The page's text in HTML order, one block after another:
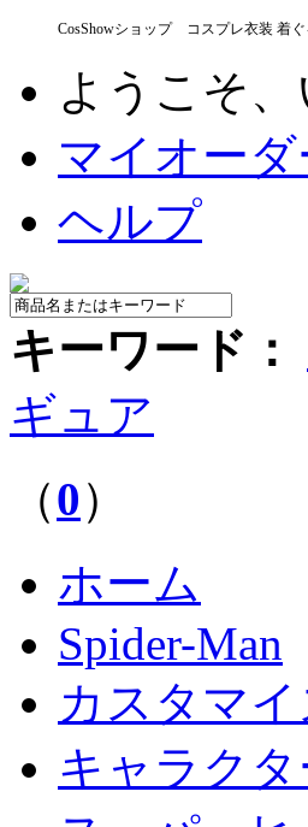
CosShowショップ コスプレ衣装 着
ようこそ
マイオーダ
ヘルプ
キーワード：
ギュア
（0）
ホーム
Spider-Man
カスタマ
キャラク